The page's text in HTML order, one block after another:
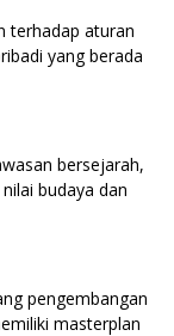
terhadap aturan
yang berada
bersejarah,
budaya dan
pengembangan
masterplan